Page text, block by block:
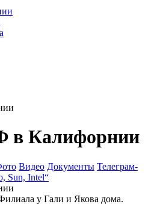
в Калифорнии
Видео Документы Телеграм-
Sun, Intel“
у Гали и Якова дома.